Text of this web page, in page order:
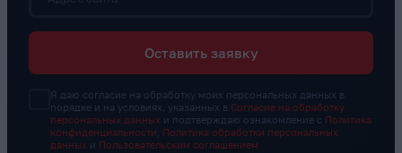
Оставить заявку
Я даю согласие на обработку моих персональных данных в
порядке и на условиях, указанных в Согласие на обработку
персональных данных и подтверждаю ознакомление с Политика
конфиденциальности
Политика обработки персональных
данных и Пользовательским соглашением